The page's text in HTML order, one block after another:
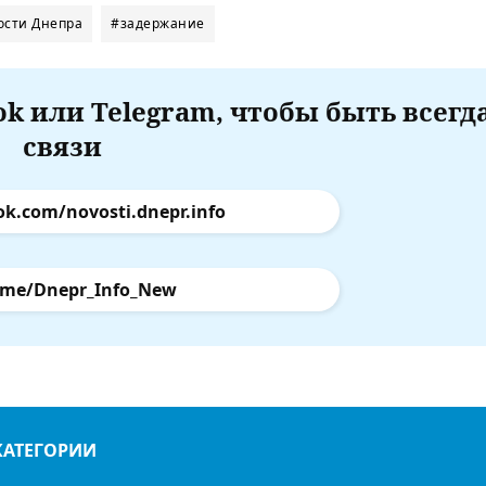
Днепра #задержание
или Telegram, чтобы быть
связи
novosti.dnepr.info
Dnepr_Info_New